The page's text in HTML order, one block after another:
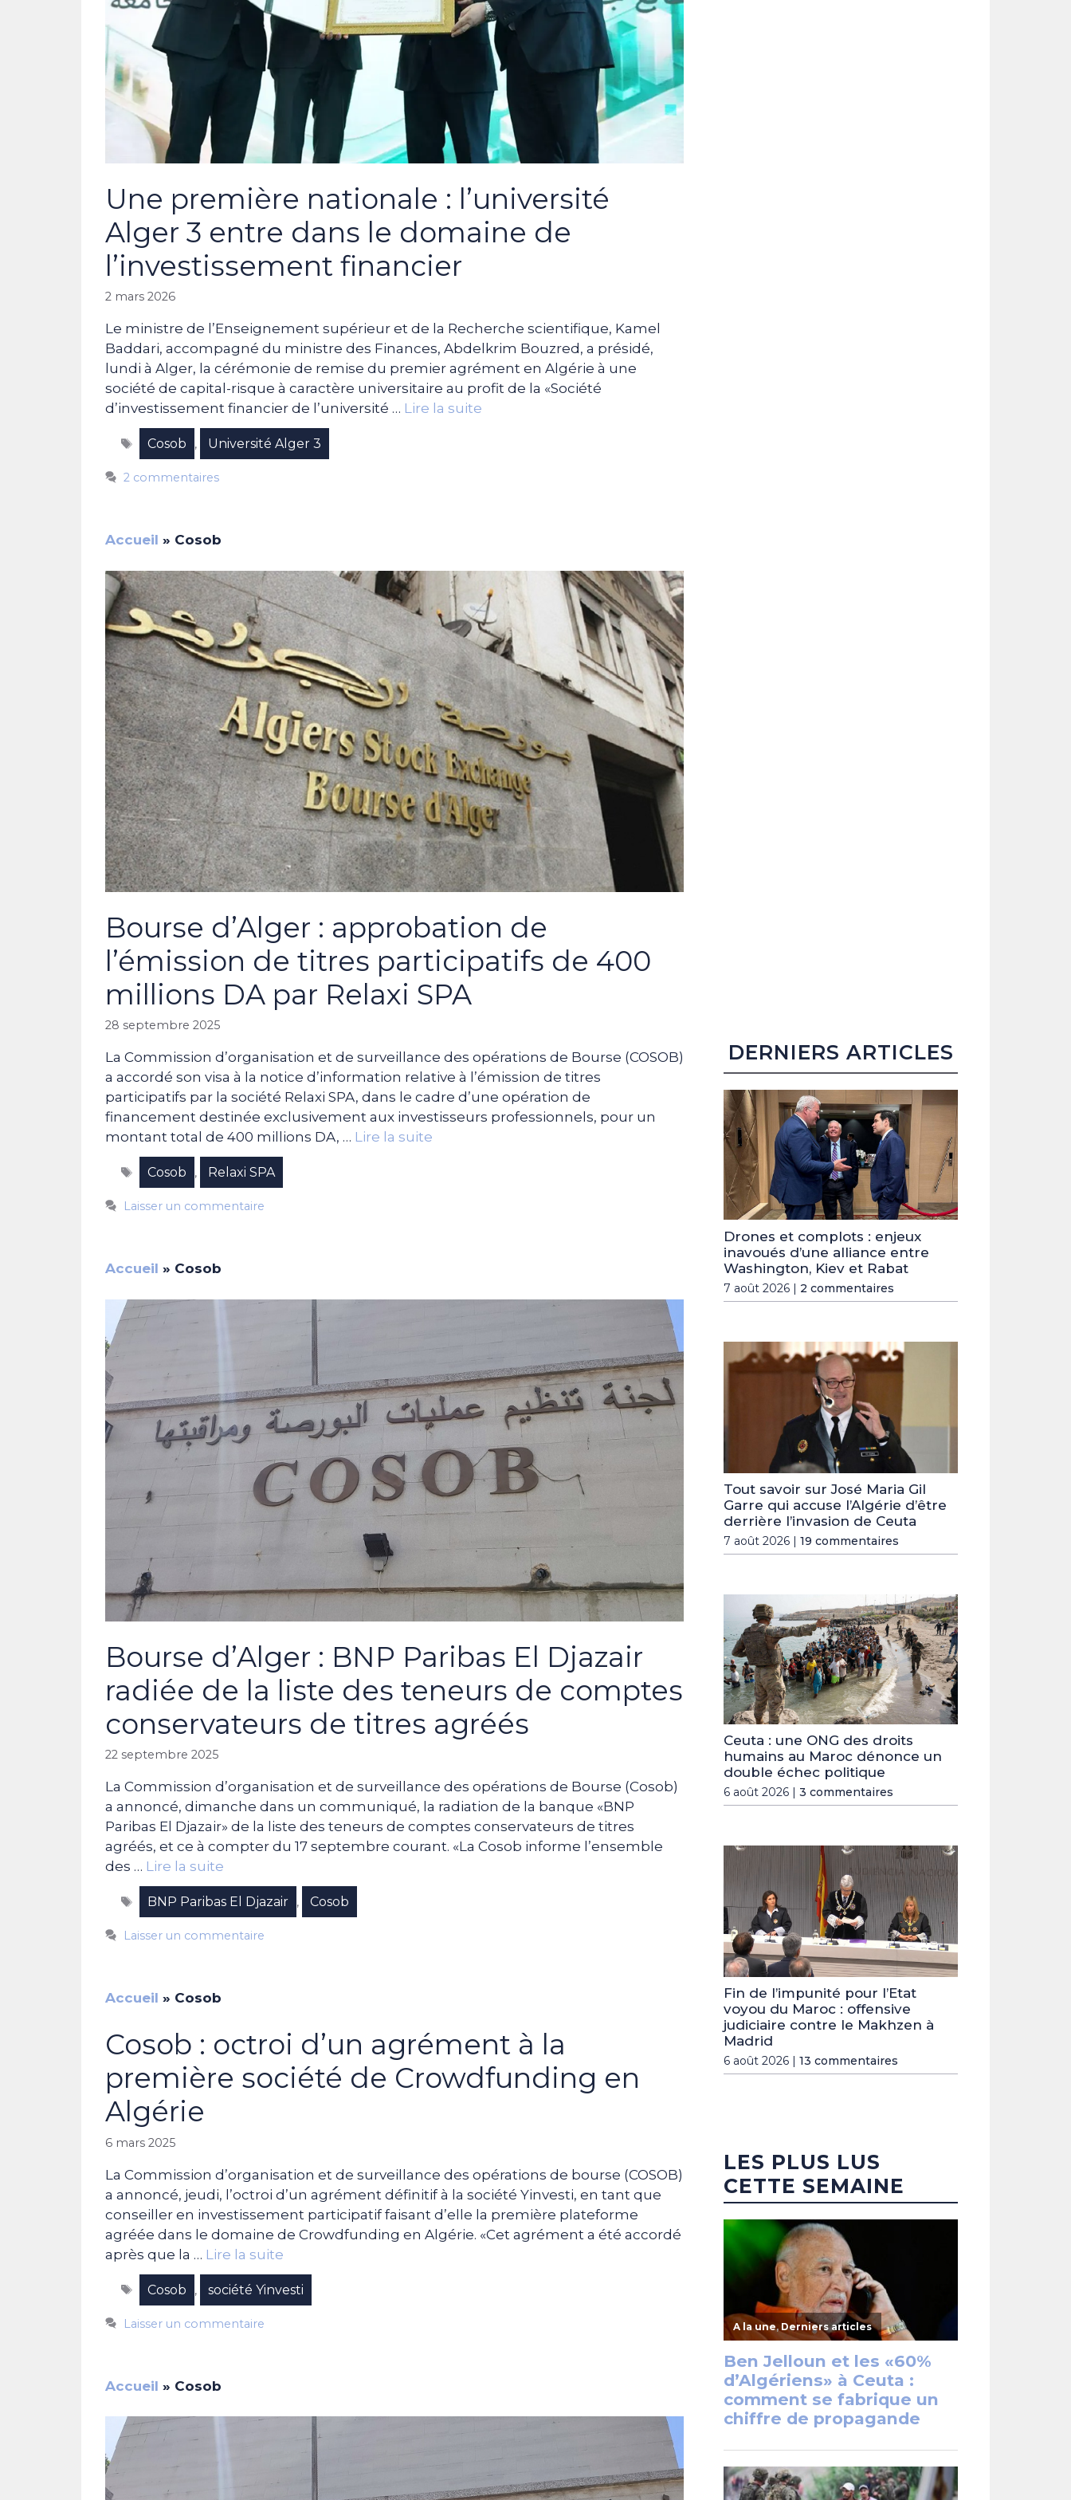
Une première nationale : l’université
Alger 3 entre dans le domaine de
l’investissement financier
2 mars 2026
Le ministre de l’Enseignement supérieur et de la Recherche scientifique, Kamel
Baddari, accompagné du ministre des Finances, Abdelkrim Bouzred, a présidé,
lundi à Alger, la cérémonie de remise du premier agrément en Algérie à une
société de capital-risque à caractère universitaire au profit de la «Société
d’investissement financier de l’université … Lire la suite
Étiquettes
Cosob , Université Alger 3
2 commentaires
Accueil » Cosob
Bourse d’Alger : approbation de
l’émission de titres participatifs de 400
millions DA par Relaxi SPA
28 septembre 2025
La Commission d’organisation et de surveillance des opérations de Bourse (COSOB)
a accordé son visa à la notice d’information relative à l’émission de titres
participatifs par la société Relaxi SPA, dans le cadre d’une opération de
financement destinée exclusivement aux investisseurs professionnels, pour un
montant total de 400 millions DA, … Lire la suite
Étiquettes
Cosob , Relaxi SPA
Laisser un commentaire
Accueil » Cosob
Bourse d’Alger : BNP Paribas El Djazair
radiée de la liste des teneurs de comptes
conservateurs de titres agréés
22 septembre 2025
La Commission d’organisation et de surveillance des opérations de Bourse (Cosob)
a annoncé, dimanche dans un communiqué, la radiation de la banque «BNP
Paribas El Djazair» de la liste des teneurs de comptes conservateurs de titres
agréés, et ce à compter du 17 septembre courant. «La Cosob informe l’ensemble
des … Lire la suite
Étiquettes
BNP Paribas El Djazair , Cosob
Laisser un commentaire
Accueil » Cosob
Cosob : octroi d’un agrément à la
première société de Crowdfunding en
Algérie
6 mars 2025
La Commission d’organisation et de surveillance des opérations de bourse (COSOB)
a annoncé, jeudi, l’octroi d’un agrément définitif à la société Yinvesti, en tant que
conseiller en investissement participatif faisant d’elle la première plateforme
agréée dans le domaine de Crowdfunding en Algérie. «Cet agrément a été accordé
après que la … Lire la suite
Étiquettes
Cosob , société Yinvesti
Laisser un commentaire
Accueil » Cosob
DERNIERS ARTICLES
Drones et complots : enjeux
inavoués d’une alliance entre
Washington, Kiev et Rabat
7 août 2026 | 2 commentaires
Tout savoir sur José Maria Gil
Garre qui accuse l’Algérie d’être
derrière l’invasion de Ceuta
7 août 2026 | 19 commentaires
Ceuta : une ONG des droits
humains au Maroc dénonce un
double échec politique
6 août 2026 | 3 commentaires
Fin de l’impunité pour l’Etat
voyou du Maroc : offensive
judiciaire contre le Makhzen à
Madrid
6 août 2026 | 13 commentaires
LES PLUS LUS
CETTE SEMAINE